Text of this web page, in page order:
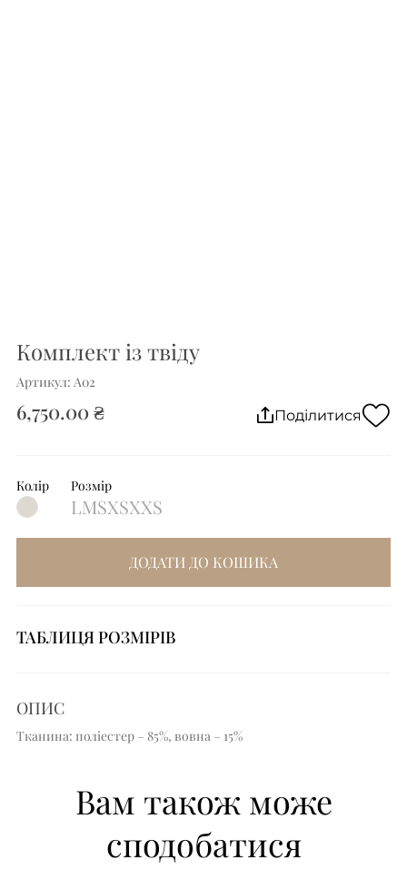
Комплект із твіду
Артикул: A02
6,750.00 ₴ Поділитися
Колір Розмір
LMSXSXXS
ДОДАТИ ДО КОШИКА
ТАБЛИЦЯ РОЗМІРІВ
ОПИС
Тканина: поліестер – 85%, вовна – 15%
Вам також може
сподобатися